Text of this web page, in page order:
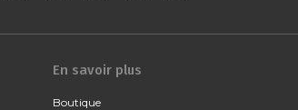
En savoir plus
Boutique